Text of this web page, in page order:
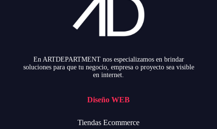
En ARTDEPARTMENT nos especializamos en brindar
soluciones para que tu negocio, empresa o proyecto sea visible
en internet.
Diseño WEB
Tiendas Ecommerce